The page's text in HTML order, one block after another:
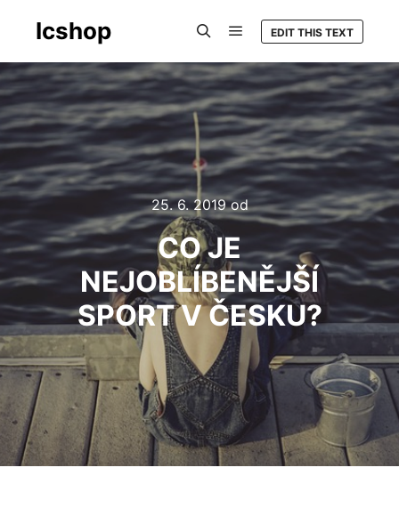
Icshop EDIT THIS TEXT
25. 6. 2019od
CO JE
NEJOBLÍBENĚJŠÍ
SPORT V ČESKU?